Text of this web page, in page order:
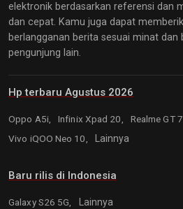
elektronik berdasarkan referensi dan
dan cepat. Kamu juga dapat
berlangganan berita sesuai minat dan
pengunjung lain.
Hp terbaru Agustus 2026
Oppo A5i, Infinix Xpad 20, Realme GT 7
Vivo iQOO Neo 10,
Lainnya
Baru rilis di Indonesia
Galaxy S26 5G, Lainnya